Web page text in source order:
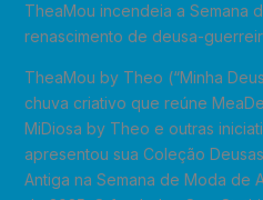
TheaMou incendeia a Semana
renascimento de deusa-
TheaMou by Theo (“Minha
chuva criativo que reúne
MiDiosa by Theo e outras
apresentou sua Coleção
Antiga na Semana de Moda de